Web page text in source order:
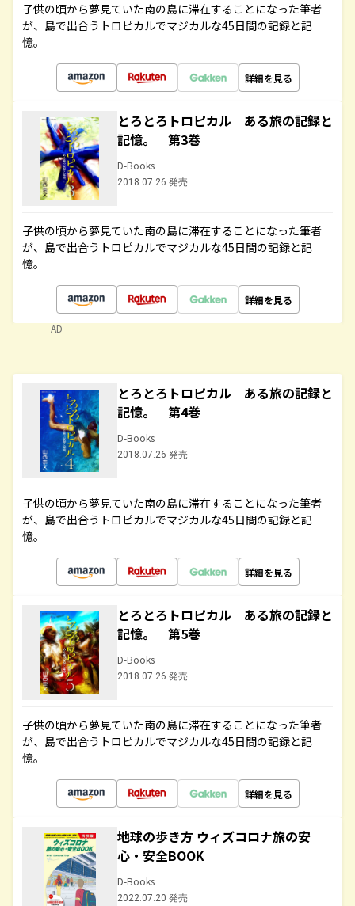
子供の頃から夢見ていた南の島に滞在することになった筆者
が、島で出合うトロピカルでマジカルな45日間の記録と記
憶。
詳細を見る
とろとろトロピカル ある旅の記録と
記憶。 第3巻
D-Books
2018.07.26 発売
子供の頃から夢見ていた南の島に滞在することになった筆者
が、島で出合うトロピカルでマジカルな45日間の記録と記
憶。
詳細を見る
AD
とろとろトロピカル ある旅の記録と
記憶。 第4巻
D-Books
2018.07.26 発売
子供の頃から夢見ていた南の島に滞在することになった筆者
が、島で出合うトロピカルでマジカルな45日間の記録と記
憶。
詳細を見る
とろとろトロピカル ある旅の記録と
記憶。 第5巻
D-Books
2018.07.26 発売
子供の頃から夢見ていた南の島に滞在することになった筆者
が、島で出合うトロピカルでマジカルな45日間の記録と記
憶。
詳細を見る
地球の歩き方 ウィズコロナ旅の安
心・安全BOOK
D-Books
2022.07.20 発売